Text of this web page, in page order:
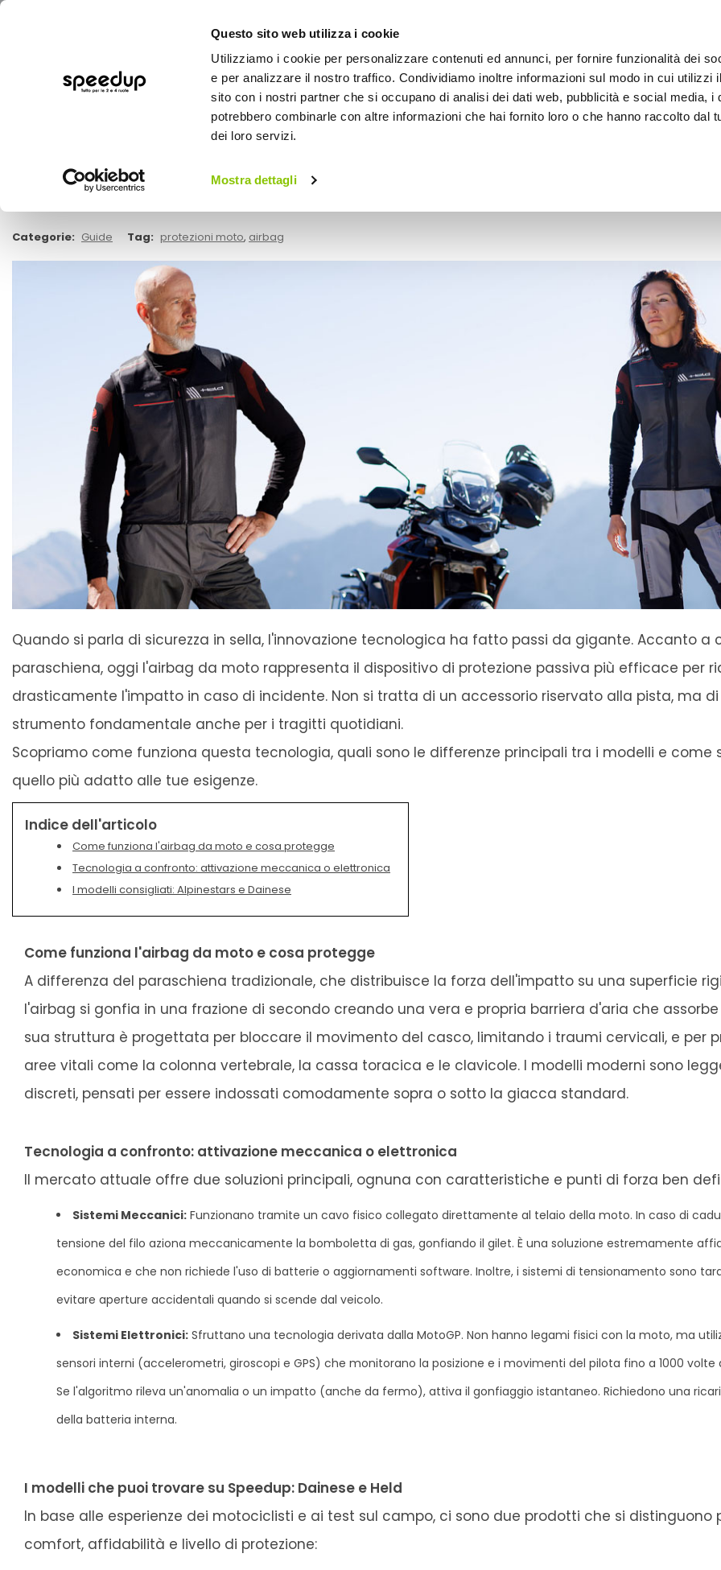
Questo sito web utilizza i cookie
Utilizziamo i cookie per personalizzare contenuti ed annunci, per fornire funzionalità dei
e per analizzare il nostro traffico. Condividiamo inoltre informazioni sul modo in cui utilizzi
sito con i nostri partner che si occupano di analisi dei dati web, pubblicità e social media, i
potrebbero combinarle con altre informazioni che hai fornito loro o che hanno raccolto dal
dei loro servizi.
Mostra dettagli
BICI OUTDOOR
Speedup Magazine
Airbag da moto: come funziona, cosa protegge e guida alla scelta
Categorie: Guide Tag: protezioni moto, airbag
Quando si parla di sicurezza in sella, l'innovazione tecnologica ha fatto passi da gigante. Accanto a
paraschiena, oggi l'airbag da moto rappresenta il dispositivo di protezione passiva più efficace per
drasticamente l'impatto in caso di incidente. Non si tratta di un accessorio riservato alla pista, ma
strumento fondamentale anche per i tragitti quotidiani.
Scopriamo come funziona questa tecnologia, quali sono le differenze principali tra i modelli e come
quello più adatto alle tue esigenze.
Indice dell'articolo
Come funziona l'airbag da moto e cosa protegge
Tecnologia a confronto: attivazione meccanica o elettronica
I modelli consigliati: Alpinestars e Dainese
Come funziona l'airbag da moto e cosa protegge
A differenza del paraschiena tradizionale, che distribuisce la forza dell'impatto su una superficie
l'airbag si gonfia in una frazione di secondo creando una vera e propria barriera d'aria che assorbe
sua struttura è progettata per bloccare il movimento del casco, limitando i traumi cervicali, e per
aree vitali come la colonna vertebrale, la cassa toracica e le clavicole. I modelli moderni sono
discreti, pensati per essere indossati comodamente sopra o sotto la giacca standard.
Tecnologia a confronto: attivazione meccanica o elettronica
Il mercato attuale offre due soluzioni principali, ognuna con caratteristiche e punti di forza ben
Sistemi Meccanici: Funzionano tramite un cavo fisico collegato direttamente al telaio della moto. In caso di
tensione del filo aziona meccanicamente la bomboletta di gas, gonfiando il gilet. È una soluzione estremamente
economica e che non richiede l'uso di batterie o aggiornamenti software. Inoltre, i sistemi di tensionamento sono
evitare aperture accidentali quando si scende dal veicolo.
Sistemi Elettronici: Sfruttano una tecnologia derivata dalla MotoGP. Non hanno legami fisici con la moto, ma
sensori interni (accelerometri, giroscopi e GPS) che monitorano la posizione e i movimenti del pilota fino a 1000 volte
Se l'algoritmo rileva un'anomalia o un impatto (anche da fermo), attiva il gonfiaggio istantaneo. Richiedono una
della batteria interna.
I modelli che puoi trovare su Speedup: Dainese e Held
In base alle esperienze dei motociclisti e ai test sul campo, ci sono due prodotti che si distinguono
comfort, affidabilità e livello di protezione: